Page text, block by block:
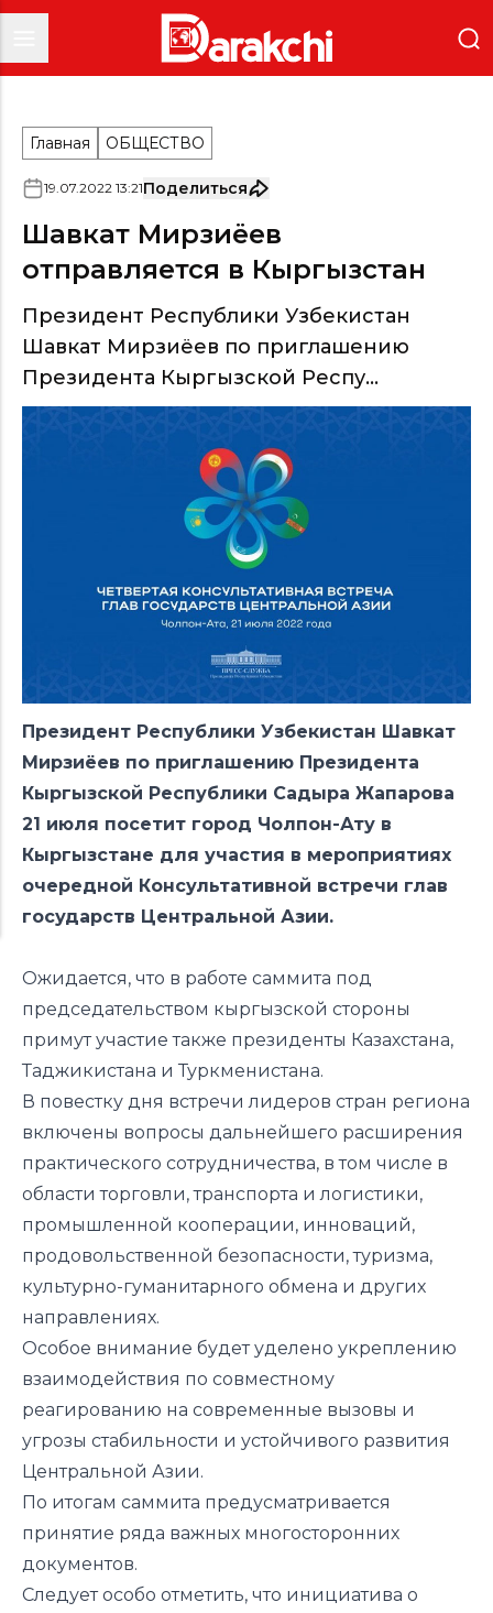
Главная ОБЩЕСТВО
19.07.2022 13:21Поделиться
Шавкат Мирзиёев
отправляется в Кыргызстан
Президент Республики Узбекистан
Шавкат Мирзиёев по приглашению
Президента Кыргызской Респу...
Президент Республики Узбекистан Шавкат
Мирзиёев по приглашению Президента
Кыргызской Республики Садыра Жапарова
21 июля посетит город Чолпон-Ату в
Кыргызстане для участия в мероприятиях
очередной Консультативной встречи глав
государств Центральной Азии.
Ожидается, что в работе саммита под
председательством кыргызской стороны
примут участие также президенты Казахстана,
Таджикистана и Туркменистана.
В повестку дня встречи лидеров стран региона
включены вопросы дальнейшего расширения
практического сотрудничества, в том числе в
области торговли, транспорта и логистики,
промышленной кооперации, инноваций,
продовольственной безопасности, туризма,
культурно-гуманитарного обмена и других
направлениях.
Особое внимание будет уделено укреплению
взаимодействия по совместному
реагированию на современные вызовы и
угрозы стабильности и устойчивого развития
Центральной Азии.
По итогам саммита предусматривается
принятие ряда важных многосторонних
документов.
Следует особо отметить, что инициатива о